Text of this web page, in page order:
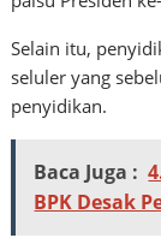
Selain itu,
seluler yang
penyidikan.
Baca Juga :
BPK Desak